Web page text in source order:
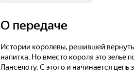
О передаче
Истории королевы, решившей
напитка. Но вместо короля это
Ланселоту. С этого и начинается